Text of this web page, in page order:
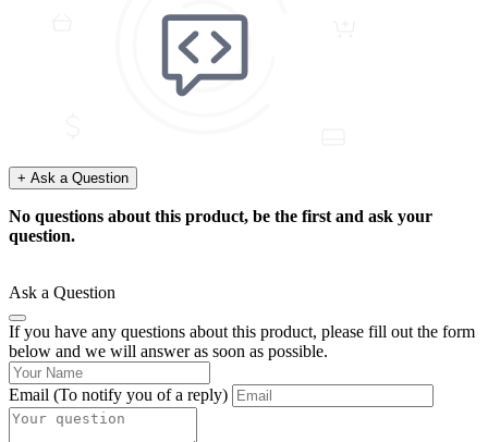
+ Ask a Question
No questions about this product, be the first and ask your
question.
Ask a Question
If you have any questions about this product, please fill out the form
below and we will answer as soon as possible.
Email (To notify you of a reply)